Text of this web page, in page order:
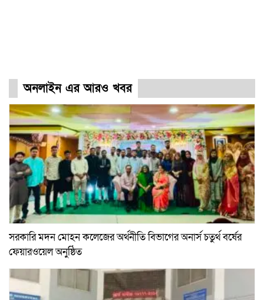
অনলাইন এর আরও খবর
সরকারি মদন মোহন কলেজের অর্থনীতি বিভাগের অনার্স চতুর্থ বর্ষের
ফেয়ারওয়েল অনুষ্ঠিত